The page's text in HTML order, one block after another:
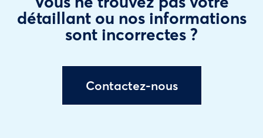
détaillant ou nos informations
sont incorrectes ?
Contactez-nous